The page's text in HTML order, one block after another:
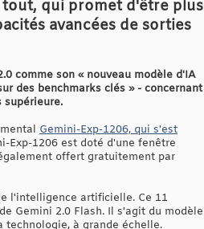
qui promet d'être plus
avancées de sorties
comme son « nouveau modèle d'IA
des benchmarks clés » - concernant
supérieure.
Gemini-Exp-1206, qui s'est
Exp-1206 est doté d'une fenêtre
offert gratuitement par
l'intelligence artificielle. Ce 11
Gemini 2.0 Flash. Il s'agit du modèle
technologie, à grande échelle.